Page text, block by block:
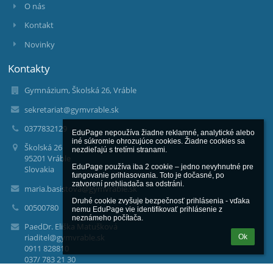
EduPage nepoužíva žiadne reklamné, analytické alebo
iné súkromie ohrozujúce cookies. Žiadne cookies sa
nezdieľajú s tretími stranami.
EduPage používa iba 2 cookie – jedno nevyhnutné pre
fungovanie prihlasovania. Toto je dočasné, po
zatvorení prehliadača sa odstráni.
Druhé cookie zvyšuje bezpečnosť prihlásenia - vďaka
nemu EduPage vie identifikovať prihlásenie z
neznámeho počítača.
Ok
O nás
Kontakt
Novinky
Kontakty
Gymnázium, Školská 26, Vráble
sekretariat@gymvrable.sk
0377832129
Školská 26
95201 Vráble
Slovakia
maria.basistova@gymvrable.sk
00500780
PaedDr. Eliška Matušková
riaditel@gymvrable.sk
0911 828810
037/ 783 21 30